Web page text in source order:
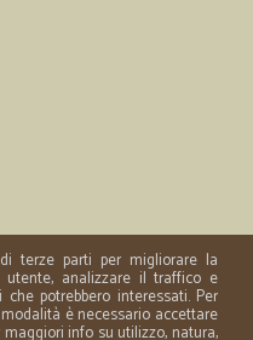
terze parti per migliorare la
utente, analizzare il traffico e
potrebbero interessati. Per
è necessario accettare
info su utilizzo, natura,